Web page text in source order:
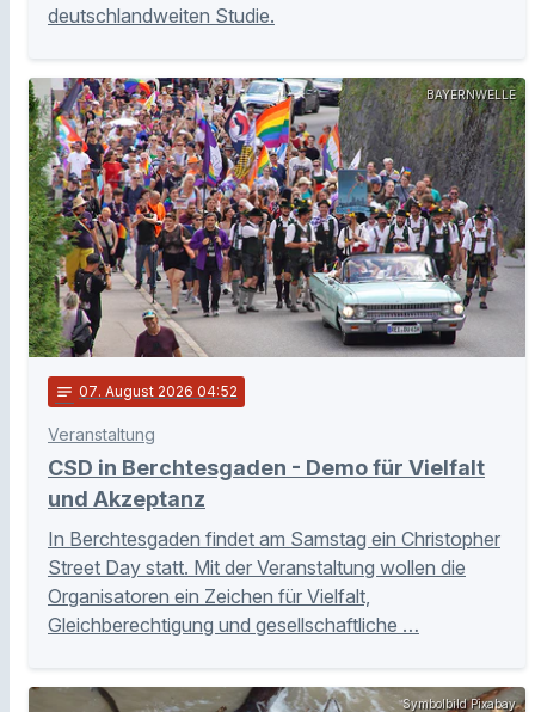
deutschlandweiten Studie.
BAYERNWELLE
notes 07. August 2026 04:52
Veranstaltung
CSD in Berchtesgaden - Demo für Vielfalt
und Akzeptanz
In Berchtesgaden findet am Samstag ein Christopher
Street Day statt. Mit der Veranstaltung wollen die
Organisatoren ein Zeichen für Vielfalt,
Gleichberechtigung und gesellschaftliche …
Symbolbild Pixabay